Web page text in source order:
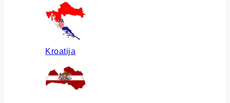
Kroatija